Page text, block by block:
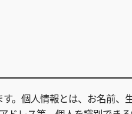
。個人情報とは、お名前、